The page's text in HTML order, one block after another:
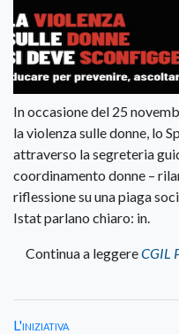
In occasione del 25
la violenza sulle donne, lo
attraverso la segreteria
coordinamento donne –
riflessione su una piaga
Istat parlano chiaro: in.
Continua a leggereCGIL
L'iniziativa